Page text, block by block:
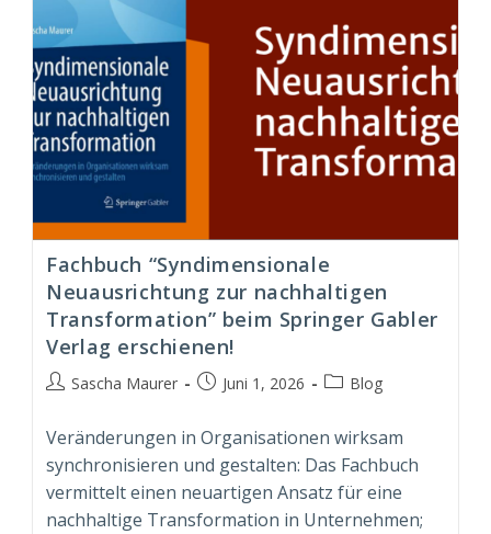
Fachbuch “Syndimensionale
Neuausrichtung zur nachhaltigen
Transformation” beim Springer Gabler
Verlag erschienen!
Beitrags-
Sascha Maurer
BeitragJuni 1, 2026
Beitrags-
Blog
Veränderungen in Organisationen wirksam
synchronisieren und gestalten: Das Fachbuch
vermittelt einen neuartigen Ansatz für eine
nachhaltige Transformation in Unternehmen;